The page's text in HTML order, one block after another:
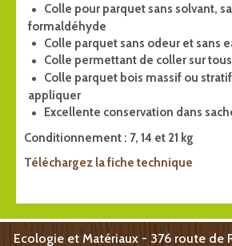
Colle pour parquet sans solvant,
formaldéhyde
Colle parquet sans odeur et sans
Colle permettant de coller sur
Colle parquet bois massif ou
appliquer
Excellente conservation dans
Conditionnement : 7, 14 et 21 kg
Téléchargez la fiche technique
Ecologie et Matériaux - 376 route